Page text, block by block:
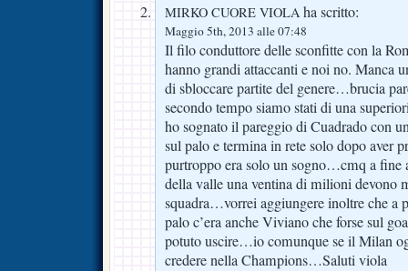
MIRKO CUORE VIOLA ha scritto:
Maggio 5th, 2013 alle 07:48
Il filo conduttore delle sconfitte con la
hanno grandi attaccanti e noi no. Manca
di sbloccare partite del genere…brucia
secondo tempo siamo stati di una
ho sognato il pareggio di Cuadrado con
sul palo e termina in rete solo dopo aver
purtroppo era solo un sogno…cmq a fine
della valle una ventina di milioni devono
squadra…vorrei aggiungere inoltre che a
palo c’era anche Viviano che forse sul
potuto uscire…io comunque se il Milan
credere nella Champions…Saluti viola